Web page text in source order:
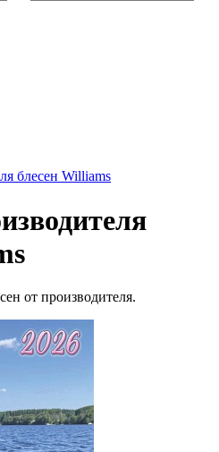
блесен Williams
от производителя.